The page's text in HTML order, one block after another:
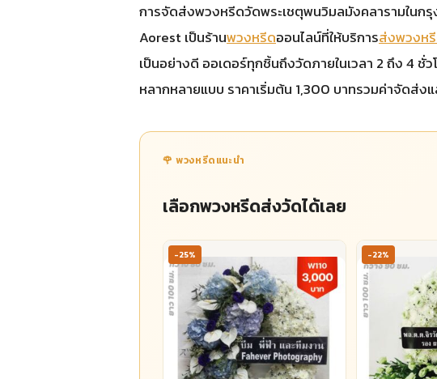
การจัดส่งพวงหรีดวัดพระเชตุพนวิมลมังคลารามในก
Aorest เป็นร้านพวงหรีดออนไลน์ที่ให้บริการส่งพวงห
เป็นอย่างดี ออเดอร์ทุกชิ้นถึงวัดภายในเวลา 2 ถึง 4
หลากหลายแบบ ราคาเริ่มต้น 1,300 บาทรวมค่าจัดส่ง
🌹 พวงหรีดแนะนำ
เลือกพวงหรีดส่งวัดได้เลย
-25% -22%